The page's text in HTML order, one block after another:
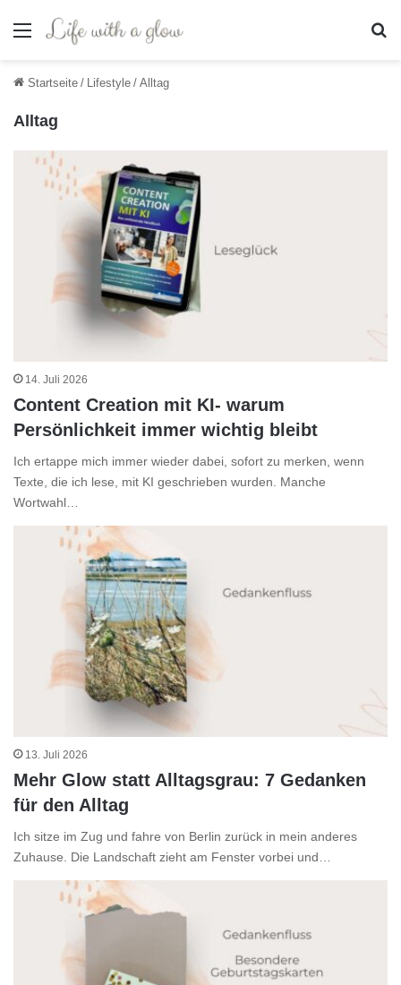
Menü
Startseite / Lifestyle / Alltag
Alltag
14. Juli 2026
Content Creation mit KI- warum
Persönlichkeit immer wichtig bleibt
Ich ertappe mich immer wieder dabei, sofort zu merken, wenn
Texte, die ich lese, mit KI geschrieben wurden. Manche
Wortwahl…
13. Juli 2026
Mehr Glow statt Alltagsgrau: 7 Gedanken
für den Alltag
Ich sitze im Zug und fahre von Berlin zurück in mein anderes
Zuhause. Die Landschaft zieht am Fenster vorbei und…